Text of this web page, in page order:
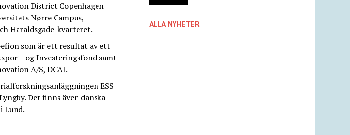
District Copenhagen
Nørre Campus,
Haraldsgade-kvarteret.
som är ett resultat av ett
og Investeringsfond samt
A/S, DCAI.
ESS
Det finns även danska
Lund.
ALLA NYHETER